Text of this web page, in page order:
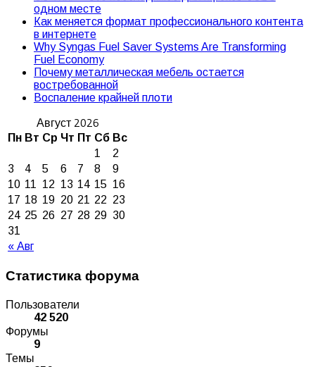
одном месте
Как меняется формат профессионального контента
в интернете
Why Syngas Fuel Saver Systems Are Transforming
Fuel Economy
Почему металлическая мебель остается
востребованной
Воспаление крайней плоти
Август 2026
Пн Вт Ср Чт Пт Сб Вс
« Авг
1
2
3
4 5 6 7 8
9
10 11 12 13 14 15 16
17 18 19 20 21 22 23
24 25 26 27 28 29 30
31
Статистика форума
Пользователи
42 520
Форумы
9
Темы